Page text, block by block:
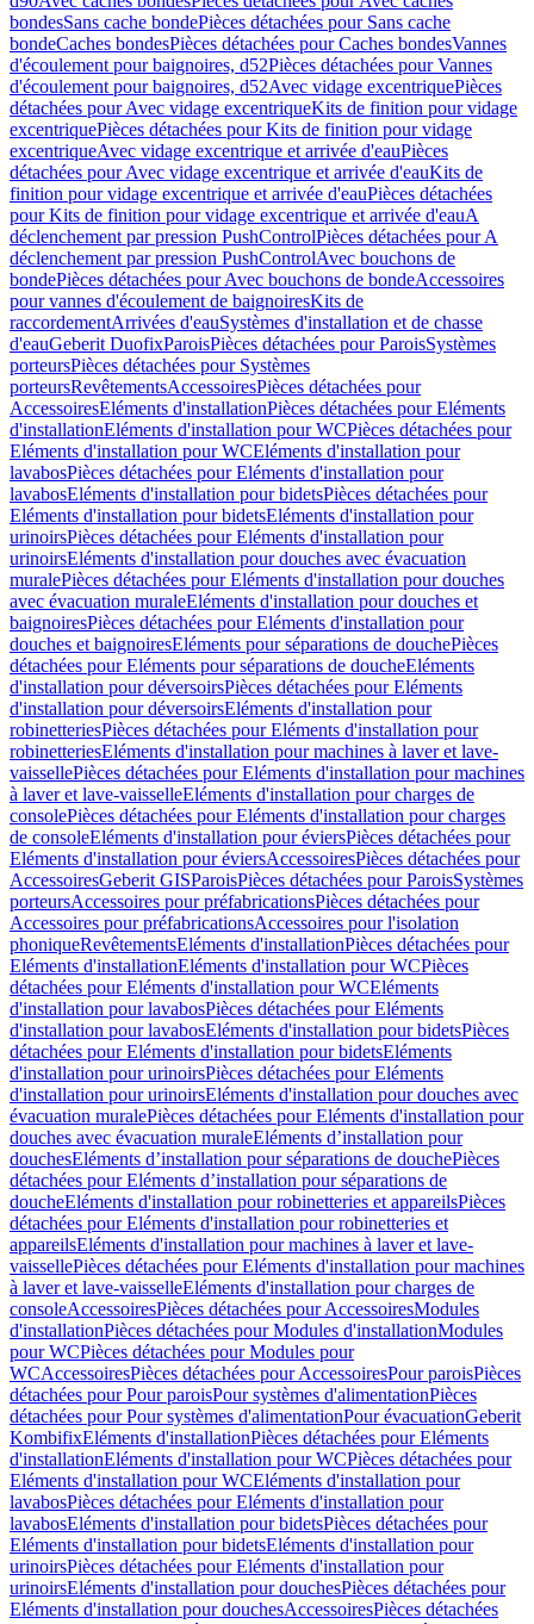
bondesSans cache bondePièces détachées pour Sans cache
bondeCaches bondesPièces détachées pour Caches bondesVannes
d'écoulement pour baignoires, d52Pièces détachées pour Vannes
d'écoulement pour baignoires, d52Avec vidage excentriquePièces
détachées pour Avec vidage excentriqueKits de finition pour vidage
excentriquePièces détachées pour Kits de finition pour vidage
excentriqueAvec vidage excentrique et arrivée d'eauPièces
détachées pour Avec vidage excentrique et arrivée d'eauKits de
finition pour vidage excentrique et arrivée d'eauPièces détachées
pour Kits de finition pour vidage excentrique et arrivée d'eauA
déclenchement par pression PushControlPièces détachées pour A
déclenchement par pression PushControlAvec bouchons de
bondePièces détachées pour Avec bouchons de bondeAccessoires
pour vannes d'écoulement de baignoiresKits de
raccordementArrivées d'eauSystèmes d'installation et de chasse
d'eauGeberit DuofixParoisPièces détachées pour ParoisSystèmes
porteursPièces détachées pour Systèmes
porteursRevêtementsAccessoiresPièces détachées pour
AccessoiresEléments d'installationPièces détachées pour Eléments
d'installationEléments d'installation pour WCPièces détachées pour
Eléments d'installation pour WCEléments d'installation pour
lavabosPièces détachées pour Eléments d'installation pour
lavabosEléments d'installation pour bidetsPièces détachées pour
Eléments d'installation pour bidetsEléments d'installation pour
urinoirsPièces détachées pour Eléments d'installation pour
urinoirsEléments d'installation pour douches avec évacuation
muralePièces détachées pour Eléments d'installation pour douches
avec évacuation muraleEléments d'installation pour douches et
baignoiresPièces détachées pour Eléments d'installation pour
douches et baignoiresEléments pour séparations de douchePièces
détachées pour Eléments pour séparations de doucheEléments
d'installation pour déversoirsPièces détachées pour Eléments
d'installation pour déversoirsEléments d'installation pour
robinetteriesPièces détachées pour Eléments d'installation pour
robinetteriesEléments d'installation pour machines à laver et lave-
vaissellePièces détachées pour Eléments d'installation pour machines
à laver et lave-vaisselleEléments d'installation pour charges de
consolePièces détachées pour Eléments d'installation pour charges
de consoleEléments d'installation pour éviersPièces détachées pour
Eléments d'installation pour éviersAccessoiresPièces détachées pour
AccessoiresGeberit GISParoisPièces détachées pour ParoisSystèmes
porteursAccessoires pour préfabricationsPièces détachées pour
Accessoires pour préfabricationsAccessoires pour l'isolation
phoniqueRevêtementsEléments d'installationPièces détachées pour
Eléments d'installationEléments d'installation pour WCPièces
détachées pour Eléments d'installation pour WCEléments
d'installation pour lavabosPièces détachées pour Eléments
d'installation pour lavabosEléments d'installation pour bidetsPièces
détachées pour Eléments d'installation pour bidetsEléments
d'installation pour urinoirsPièces détachées pour Eléments
d'installation pour urinoirsEléments d'installation pour douches avec
évacuation muralePièces détachées pour Eléments d'installation pour
douches avec évacuation muraleEléments d’installation pour
douchesEléments d’installation pour séparations de douchePièces
détachées pour Eléments d’installation pour séparations de
doucheEléments d'installation pour robinetteries et appareilsPièces
détachées pour Eléments d'installation pour robinetteries et
appareilsEléments d'installation pour machines à laver et lave-
vaissellePièces détachées pour Eléments d'installation pour machines
à laver et lave-vaisselleEléments d'installation pour charges de
consoleAccessoiresPièces détachées pour AccessoiresModules
d'installationPièces détachées pour Modules d'installationModules
pour WCPièces détachées pour Modules pour
WCAccessoiresPièces détachées pour AccessoiresPour paroisPièces
détachées pour Pour paroisPour systèmes d'alimentationPièces
détachées pour Pour systèmes d'alimentationPour évacuationGeberit
KombifixEléments d'installationPièces détachées pour Eléments
d'installationEléments d'installation pour WCPièces détachées pour
Eléments d'installation pour WCEléments d'installation pour
lavabosPièces détachées pour Eléments d'installation pour
lavabosEléments d'installation pour bidetsPièces détachées pour
Eléments d'installation pour bidetsEléments d'installation pour
urinoirsPièces détachées pour Eléments d'installation pour
urinoirsEléments d'installation pour douchesPièces détachées pour
Eléments d'installation pour douchesAccessoiresPièces détachées